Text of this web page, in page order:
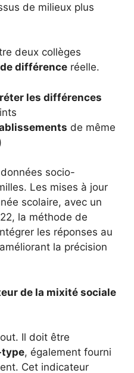
de milieux plus
deux collèges
différence réelle.
les différences
de même
données socio-
Les mises à jour
scolaire, avec un
la méthode de
les réponses au
la précision
de la mixité sociale
Il doit être
, également fourni
Cet indicateur